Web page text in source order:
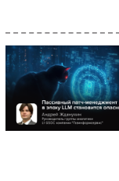
Здоровье
РАЗДЕЛЫ
Новости
Аналитика